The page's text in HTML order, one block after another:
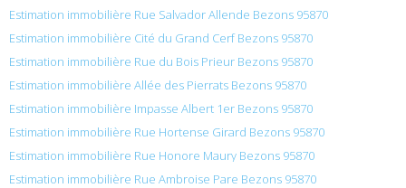
Estimation immobilière Rue Salvador Allende Bezons 95870
Estimation immobilière Cité du Grand Cerf Bezons 95870
Estimation immobilière Rue du Bois Prieur Bezons 95870
Estimation immobilière Allée des Pierrats Bezons 95870
Estimation immobilière Impasse Albert 1er Bezons 95870
Estimation immobilière Rue Hortense Girard Bezons 95870
Estimation immobilière Rue Honore Maury Bezons 95870
Estimation immobilière Rue Ambroise Pare Bezons 95870